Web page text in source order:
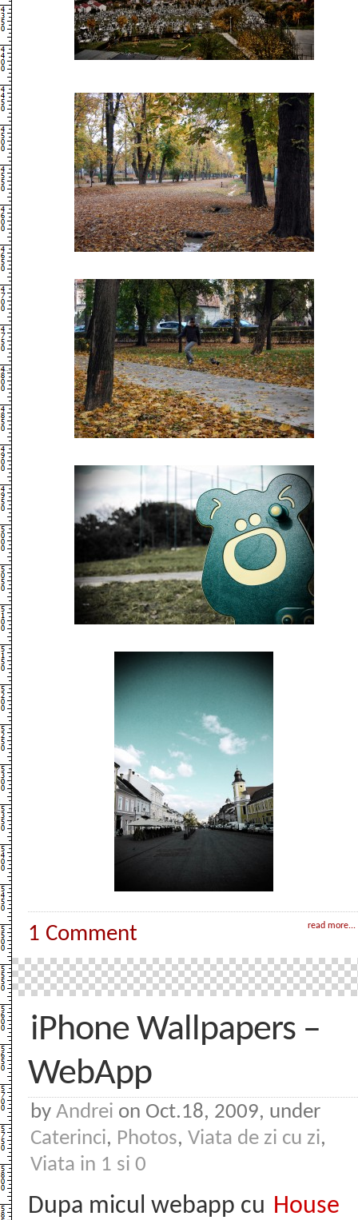
read more...
1 Comment
iPhone Wallpapers –
WebApp
by Andrei on Oct.18, 2009, under
Caterinci, Photos, Viata de zi cu zi,
Viata in 1 si 0
Dupa micul webapp cu House